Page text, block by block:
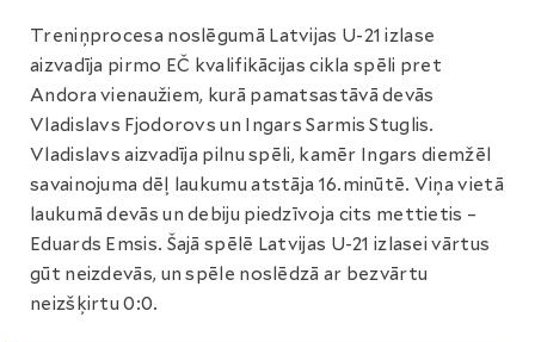
Treniņprocesa noslēgumā Latvijas U-21 izlase
aizvadīja pirmo EČ kvalifikācijas cikla spēli pret
Andora vienaužiem, kurā pamatsastāvā devās
Vladislavs Fjodorovs un Ingars Sarmis Stuglis.
Vladislavs aizvadīja pilnu spēli, kamēr Ingars diemžēl
savainojuma dēļ laukumu atstāja 16.minūtē. Viņa vietā
laukumā devās un debiju piedzīvoja cits mettietis –
Eduards Emsis. Šajā spēlē Latvijas U-21 izlasei vārtus
gūt neizdevās, un spēle noslēdzā ar bezvārtu
neizšķirtu 0:0.